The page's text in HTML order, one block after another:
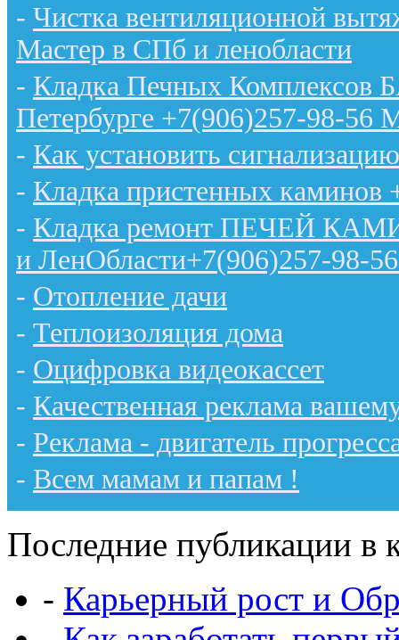
- Чистка вентиляционной
Мастер в СПб и ленобласти
- Кладка Печных Комплексов
Петербурге +7(906)257-98-56
- Как установить
- Кладка пристенных каминов
- Кладка ремонт ПЕЧЕЙ
и ЛенОбласти+7(906)257-98-
- Отопление дачи
- Теплоизоляция дома
- Оцифровка видеокассет
- Качественная реклама
- Реклама - двигатель
- Всем мамам и папам !
Последние публикации в
- Карьерный рост и